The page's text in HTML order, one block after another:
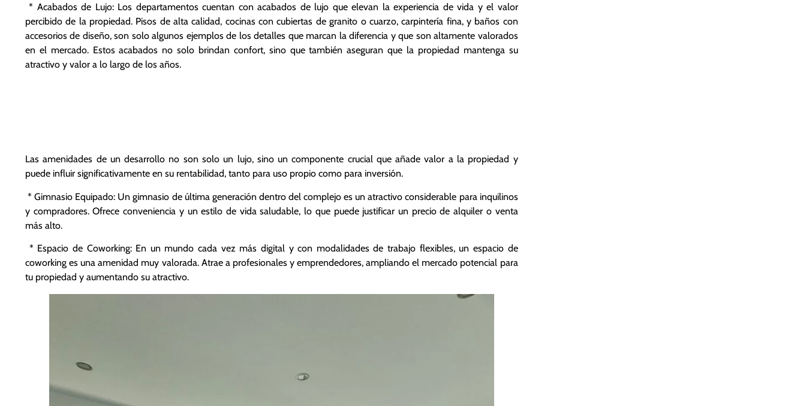
* Acabados de Lujo: Los departamentos cuentan con acabados de lujo que elevan la experiencia de vida y el valor
percibido de la propiedad. Pisos de alta calidad, cocinas con cubiertas de granito o cuarzo, carpintería fina, y baños con
accesorios de diseño, son solo algunos ejemplos de los detalles que marcan la diferencia y que son altamente valorados
en el mercado. Estos acabados no solo brindan confort, sino que también aseguran que la propiedad mantenga su
atractivo y valor a lo largo de los años.
Las amenidades de un desarrollo no son solo un lujo, sino un componente crucial que añade valor a la propiedad y
puede influir significativamente en su rentabilidad, tanto para uso propio como para inversión.
* Gimnasio Equipado: Un gimnasio de última generación dentro del complejo es un atractivo considerable para inquilinos
y compradores. Ofrece conveniencia y un estilo de vida saludable, lo que puede justificar un precio de alquiler o venta
más alto.
* Espacio de Coworking: En un mundo cada vez más digital y con modalidades de trabajo flexibles, un espacio de
coworking es una amenidad muy valorada. Atrae a profesionales y emprendedores, ampliando el mercado potencial para
tu propiedad y aumentando su atractivo.